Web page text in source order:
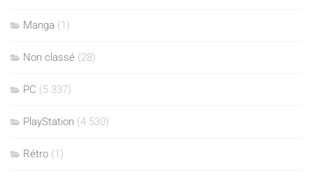
Manga (1)
Non classé (28)
PC (5 337)
PlayStation (4 530)
Rétro (1)